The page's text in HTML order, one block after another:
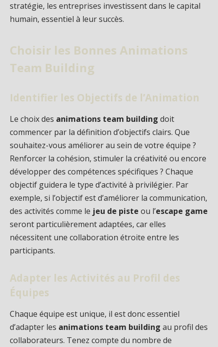
stratégie, les entreprises investissent dans le capital
humain, essentiel à leur succès.
Choisir les Bonnes Animations
Team Building
Identifier les Objectifs de l’Animation
Le choix des animations team building doit
commencer par la définition d’objectifs clairs. Que
souhaitez-vous améliorer au sein de votre équipe ?
Renforcer la cohésion, stimuler la créativité ou encore
développer des compétences spécifiques ? Chaque
objectif guidera le type d’activité à privilégier. Par
exemple, si l’objectif est d’améliorer la communication,
des activités comme le jeu de piste ou l’escape game
seront particulièrement adaptées, car elles
nécessitent une collaboration étroite entre les
participants.
Adapter les Activités au Profil des
Équipes
Chaque équipe est unique, il est donc essentiel
d’adapter les animations team building au profil des
collaborateurs. Tenez compte du nombre de